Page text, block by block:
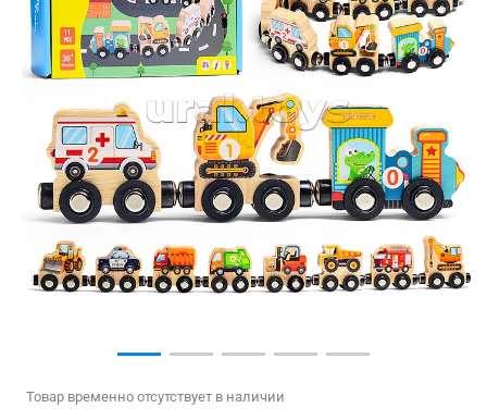
Товар временно отсутствует в наличии